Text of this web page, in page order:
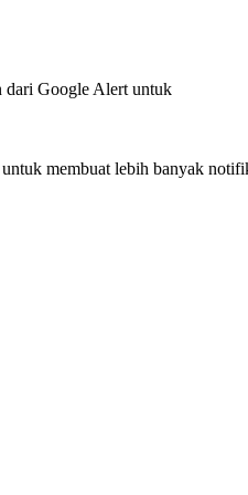
dari Google Alert untuk
untuk membuat lebih banyak